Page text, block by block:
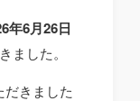
年6月26日
ました。
きました